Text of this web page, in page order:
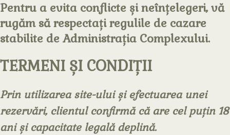
Pentru a evita conflicte și neînțelegeri, vă
rugăm să respectați regulile de cazare
stabilite de Administrația Complexului.
TERMENI ȘI CONDIȚII
Prin utilizarea site-ului și efectuarea unei
rezervări, clientul confirmă că are cel puțin 18
ani și capacitate legală deplină.